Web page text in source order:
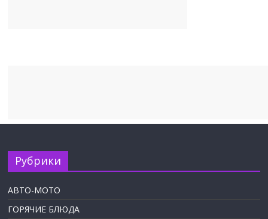
Рубрики
АВТО-МОТО
ГОРЯЧИЕ БЛЮДА